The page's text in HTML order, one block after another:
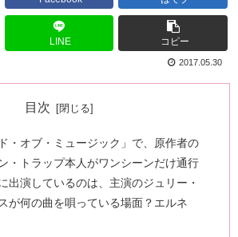
LINE コピー
2017.05.30
目次
・オブ・ミュージック」で、原作者の
・トラップ本人がワンシーンだけ通行
出演しているのは、主演のジュリー・
が何の曲を唄っている場面？エルネ